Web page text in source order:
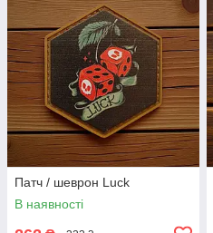
Патч / шеврон Luck
В наявності